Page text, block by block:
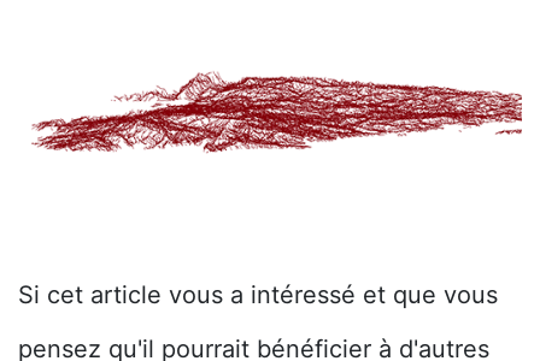
Si cet article vous a intéressé et que vous
pensez qu'il pourrait bénéficier à d'autres